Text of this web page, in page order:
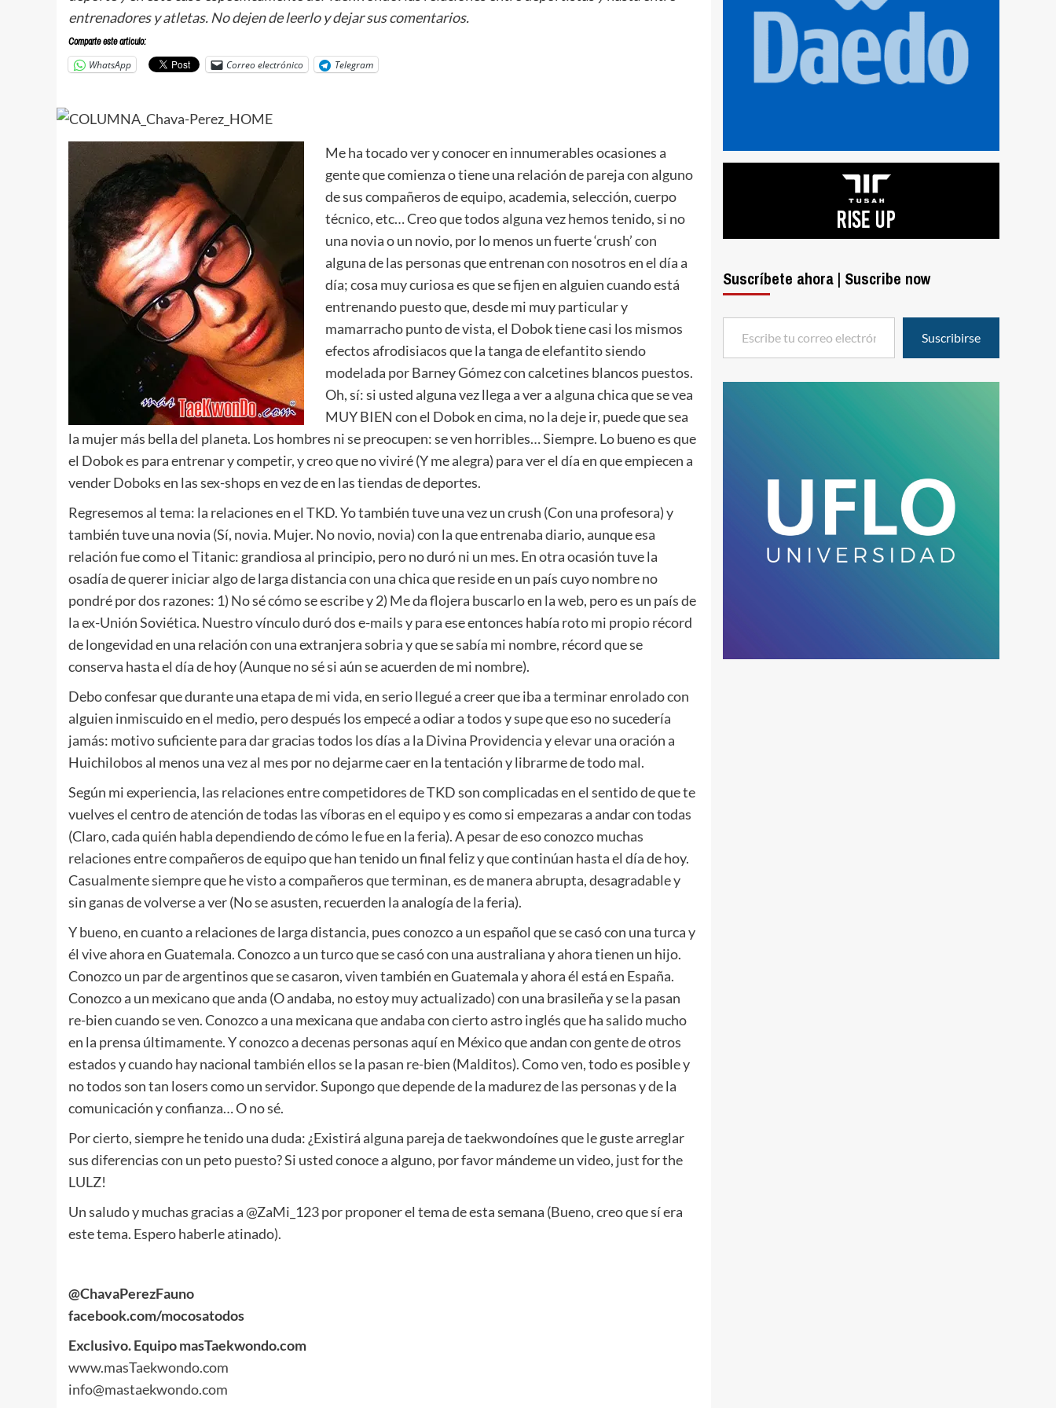
entrenadores y atletas. No dejen de leerlo y dejar sus comentarios.
Comparte este articulo:
WhatsApp Correo electrónico Telegram
Me ha tocado ver y conocer en innumerables ocasiones a
gente que comienza o tiene una relación de pareja con alguno
de sus compañeros de equipo, academia, selección, cuerpo
técnico, etc… Creo que todos alguna vez hemos tenido, si no
una novia o un novio, por lo menos un fuerte ‘crush’ con
alguna de las personas que entrenan con nosotros en el día a
día; cosa muy curiosa es que se fijen en alguien cuando está
entrenando puesto que, desde mi muy particular y
mamarracho punto de vista, el Dobok tiene casi los mismos
efectos afrodisiacos que la tanga de elefantito siendo
modelada por Barney Gómez con calcetines blancos puestos.
Oh, sí: si usted alguna vez llega a ver a alguna chica que se vea
MUY BIEN con el Dobok en cima, no la deje ir, puede que sea
la mujer más bella del planeta. Los hombres ni se preocupen: se ven horribles… Siempre. Lo bueno es que
el Dobok es para entrenar y competir, y creo que no viviré (Y me alegra) para ver el día en que empiecen a
vender Doboks en las sex-shops en vez de en las tiendas de deportes.
Regresemos al tema: la relaciones en el TKD. Yo también tuve una vez un crush (Con una profesora) y
también tuve una novia (Sí, novia. Mujer. No novio, novia) con la que entrenaba diario, aunque esa
relación fue como el Titanic: grandiosa al principio, pero no duró ni un mes. En otra ocasión tuve la
osadía de querer iniciar algo de larga distancia con una chica que reside en un país cuyo nombre no
pondré por dos razones: 1) No sé cómo se escribe y 2) Me da flojera buscarlo en la web, pero es un país de
la ex-Unión Soviética. Nuestro vínculo duró dos e-mails y para ese entonces había roto mi propio récord
de longevidad en una relación con una extranjera sobria y que se sabía mi nombre, récord que se
conserva hasta el día de hoy (Aunque no sé si aún se acuerden de mi nombre).
Debo confesar que durante una etapa de mi vida, en serio llegué a creer que iba a terminar enrolado con
alguien inmiscuido en el medio, pero después los empecé a odiar a todos y supe que eso no sucedería
jamás: motivo suficiente para dar gracias todos los días a la Divina Providencia y elevar una oración a
Huichilobos al menos una vez al mes por no dejarme caer en la tentación y librarme de todo mal.
Según mi experiencia, las relaciones entre competidores de TKD son complicadas en el sentido de que te
vuelves el centro de atención de todas las víboras en el equipo y es como si empezaras a andar con todas
(Claro, cada quién habla dependiendo de cómo le fue en la feria). A pesar de eso conozco muchas
relaciones entre compañeros de equipo que han tenido un final feliz y que continúan hasta el día de hoy.
Casualmente siempre que he visto a compañeros que terminan, es de manera abrupta, desagradable y
sin ganas de volverse a ver (No se asusten, recuerden la analogía de la feria).
Y bueno, en cuanto a relaciones de larga distancia, pues conozco a un español que se casó con una turca y
él vive ahora en Guatemala. Conozco a un turco que se casó con una australiana y ahora tienen un hijo.
Conozco un par de argentinos que se casaron, viven también en Guatemala y ahora él está en España.
Conozco a un mexicano que anda (O andaba, no estoy muy actualizado) con una brasileña y se la pasan
re-bien cuando se ven. Conozco a una mexicana que andaba con cierto astro inglés que ha salido mucho
en la prensa últimamente. Y conozco a decenas personas aquí en México que andan con gente de otros
estados y cuando hay nacional también ellos se la pasan re-bien (Malditos). Como ven, todo es posible y
no todos son tan losers como un servidor. Supongo que depende de la madurez de las personas y de la
comunicación y confianza… O no sé.
Por cierto, siempre he tenido una duda: ¿Existirá alguna pareja de taekwondoínes que le guste arreglar
sus diferencias con un peto puesto? Si usted conoce a alguno, por favor mándeme un video, just for the
LULZ!
Un saludo y muchas gracias a @ZaMi_123 por proponer el tema de esta semana (Bueno, creo que sí era
este tema. Espero haberle atinado).
@ChavaPerezFauno
facebook.com/mocosatodos
Exclusivo. Equipo masTaekwondo.com
www.masTaekwondo.com
info@mastaekwondo.com
Suscríbete ahora | Suscribe now
Escribe tu correo electrónico…
Suscribirse